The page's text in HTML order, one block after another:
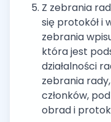
Z zebrania
się protokół i
zebrania
która jest
działalności
zebrania
członków,
obrad i